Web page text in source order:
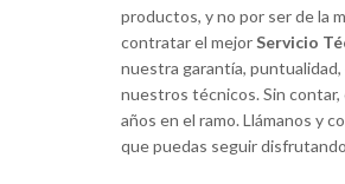
productos, y no por ser de la
contratar el mejorServicio
nuestra garantía, puntualidad,
nuestros técnicos. Sin
años en el ramo. Llámanos y
que puedas seguir